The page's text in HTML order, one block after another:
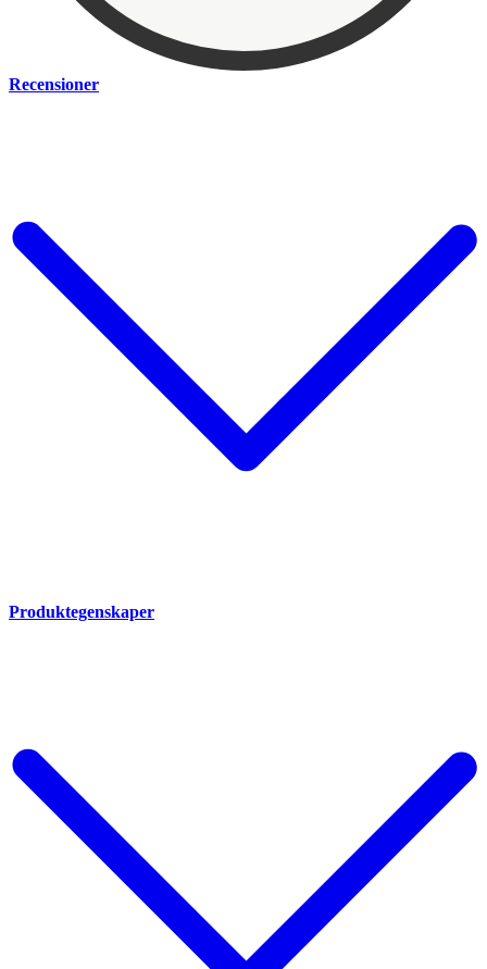
Recensioner
Produktegenskaper